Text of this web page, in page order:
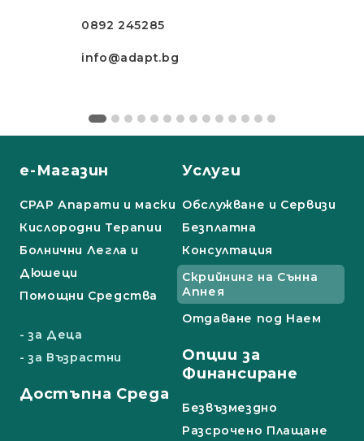
0892 245285
info@adapt.bg
е-Магазин
СРАР Апарати и маски
Кислородни Терапии
Болнични Легла и
Дюшеци
Помощни Средства
- за Деца
- за Възрастни
Достъпна Среда
Услуги
Обслужване и Сервизи
Безплатна
Консултация
Скрийнинг на Сънна
Апнея
Отдаване под Наем
Опции за
Финансиране
Безвъзмездно
Разсрочено Плащане